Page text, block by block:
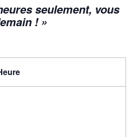
seulement, vous
! »